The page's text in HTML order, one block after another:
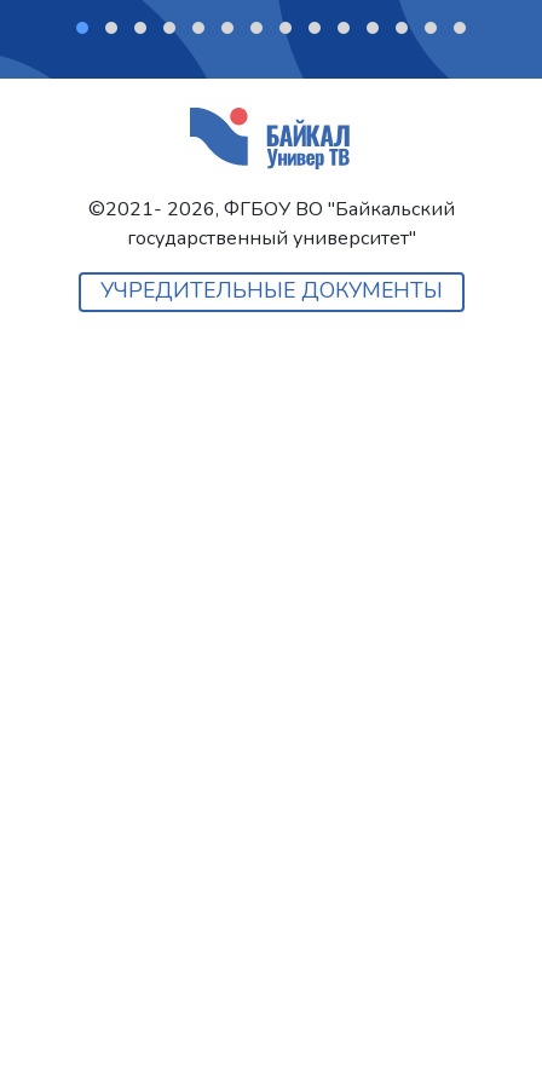
©2021- 2026, ФГБОУ ВО "Байкальский
государственный университет"
УЧРЕДИТЕЛЬНЫЕ ДОКУМЕНТЫ